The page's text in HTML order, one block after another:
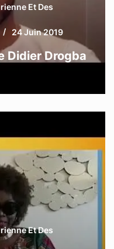
Et Des
24 Juin 2019
Didier Drogba
Et Des